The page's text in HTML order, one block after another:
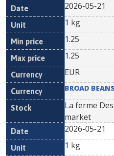
2026-05-21
1 kg
1.25
1.25
EUR
BROAD
La ferme
market
2026-05-21
1 kg